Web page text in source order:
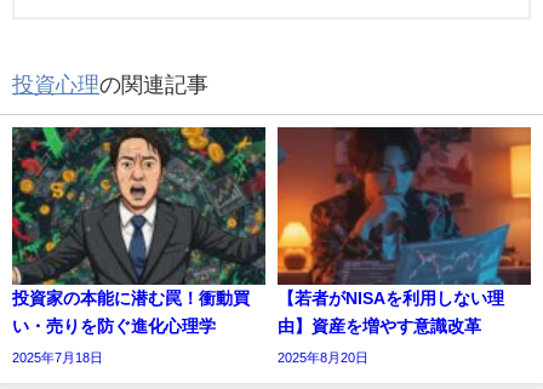
投資心理の関連記事
投資家の本能に潜む罠！衝動買
い・売りを防ぐ進化心理学
2025年7月18日
【若者がNISAを利用しない理
由】資産を増やす意識改革
2025年8月20日